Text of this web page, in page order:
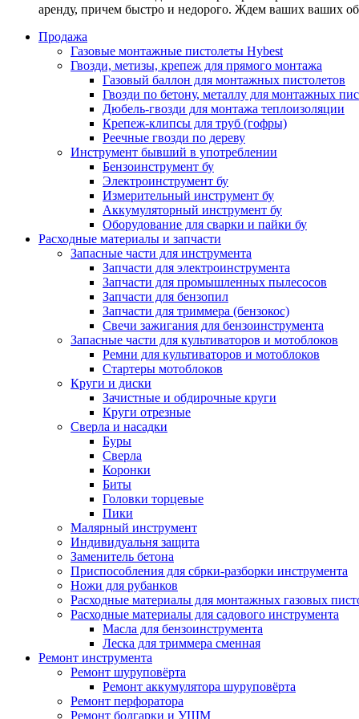
аренду, причем быстро и недорого. Ждем ваших ваших
Продажа
Газовые монтажные пистолеты Hybest
Гвозди, метизы, крепеж для прямого монтажа
Газовый баллон для монтажных пистолетов
Гвозди по бетону, металлу для монтажных
Дюбель-гвозди для монтажа теплоизоляции
Крепеж-клипсы для труб (гофры)
Реечные гвозди по дереву
Инструмент бывший в употреблении
Бензоинструмент бу
Электроинструмент бу
Измерительный инструмент бу
Аккумуляторный инструмент бу
Оборудование для сварки и пайки бу
Расходные материалы и запчасти
Запасные части для инструмента
Запчасти для электроинструмента
Запчасти для промышленных пылесосов
Запчасти для бензопил
Запчасти для триммера (бензокос)
Свечи зажигания для бензоинструмента
Запасные части для культиваторов и мотоблоков
Ремни для культиваторов и мотоблоков
Стартеры мотоблоков
Круги и диски
Зачистные и обдирочные круги
Круги отрезные
Сверла и насадки
Буры
Сверла
Коронки
Биты
Головки торцевые
Пики
Малярный инструмент
Индивидуальня защита
Заменитель бетона
Приспособления для сбрки-разборки инструмента
Ножи для рубанков
Расходные материалы для монтажных газовых
Расходные материалы для садового инструмента
Масла для бензоинструмента
Леска для триммера сменная
Ремонт инструмента
Ремонт шуруповёрта
Ремонт аккумулятора шуруповёрта
Ремонт перфоратора
Ремонт болгарки и УШМ